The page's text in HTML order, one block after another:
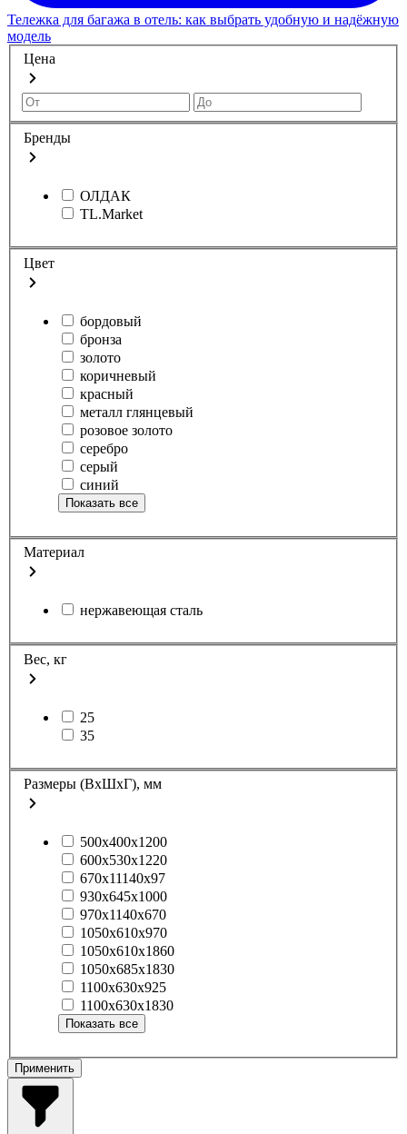
Тележка для багажа в отель: как выбрать удобную и надёжную
модель
Цена
Бренды
ОЛДАК
TL.Market
Цвет
бордовый
бронза
золото
коричневый
красный
металл глянцевый
розовое золото
серебро
серый
синий
Показать все
Материал
нержавеющая сталь
Вес, кг
25
35
Размеры (ВхШхГ), мм
500х400х1200
600х530х1220
670х11140х97
930х645х1000
970х1140х670
1050х610х970
1050х610х1860
1050х685х1830
1100х630х925
1100х630х1830
Показать все
Применить